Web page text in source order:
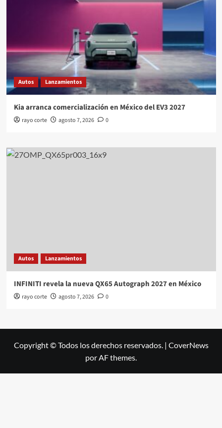
Autos Lanzamientos
Kia arranca comercialización en México del EV3 2027
rayo corte agosto 7, 2026 0
Autos Lanzamientos
INFINITI revela la nueva QX65 Autograph 2027 en México
rayo corte agosto 7, 2026 0
Copyright © Todos los derechos reservados. | CoverNews
por AF themes.